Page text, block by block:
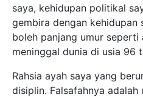
saya, kehidupan politikal
gembira dengan kehidupan
boleh panjang umur seperti
meninggal dunia di usia 96
Rahsia ayah saya yang
disiplin. Falsafahnya